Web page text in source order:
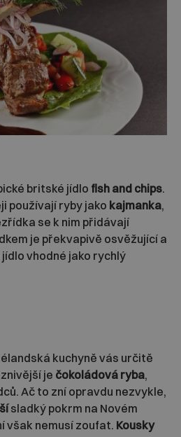
britské jídlo fish and chips.
používají ryby jako kajmanka,
se k nim přidávají
je překvapivě osvěžující a
vhodné jako rychlý
kuchyně vás určitě
je čokoládová ryba,
Ač to zní opravdu nezvykle,
sladký pokrm na Novém
však nemusí zoufat. Kousky